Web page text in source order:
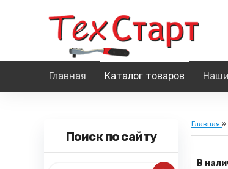
Главная Каталог товаров
Поиск по сайту
Главная »
В